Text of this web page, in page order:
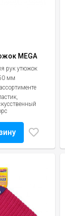
MEGA
рук утюжок
мм